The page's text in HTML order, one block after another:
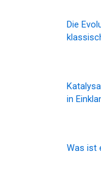
Die
in
Was ist